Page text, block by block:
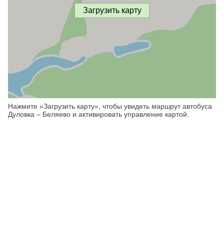
Загрузить карту
Нажмите «Загрузить карту», чтобы увидеть маршрут автобуса
Дуловка – Беляево и активировать управление картой.